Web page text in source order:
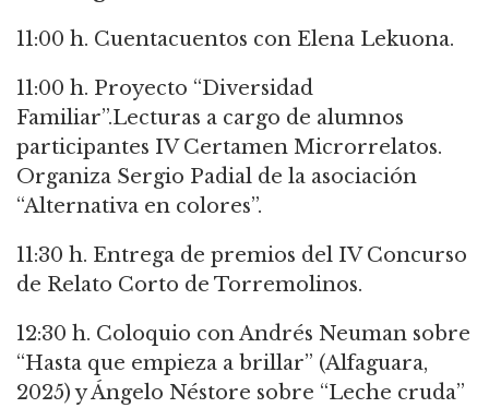
11:00 h. Cuentacuentos con Elena Lekuona.
11:00 h. Proyecto “Diversidad
Familiar”.Lecturas a cargo de alumnos
participantes IV Certamen Microrrelatos.
Organiza Sergio Padial de la asociación
“Alternativa en colores”.
11:30 h. Entrega de premios del IV Concurso
de Relato Corto de Torremolinos.
12:30 h. Coloquio con Andrés Neuman sobre
“Hasta que empieza a brillar” (Alfaguara,
2025) y Ángelo Néstore sobre “Leche cruda”